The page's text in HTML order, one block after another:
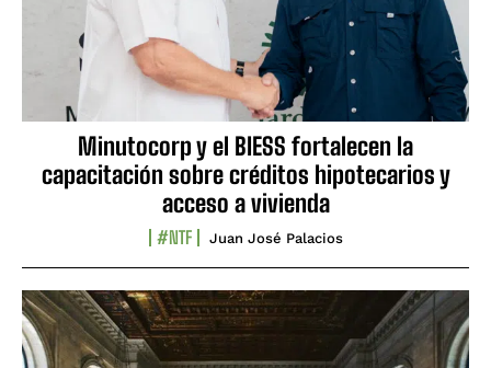
Minutocorp y el BIESS fortalecen la
capacitación sobre créditos hipotecarios y
acceso a vivienda
#NTF Juan José Palacios